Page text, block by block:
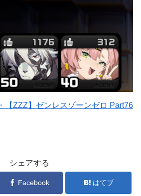
・【ZZZ】ゼンレスゾーンゼロ Part76
シェアする
Facebook はてブ